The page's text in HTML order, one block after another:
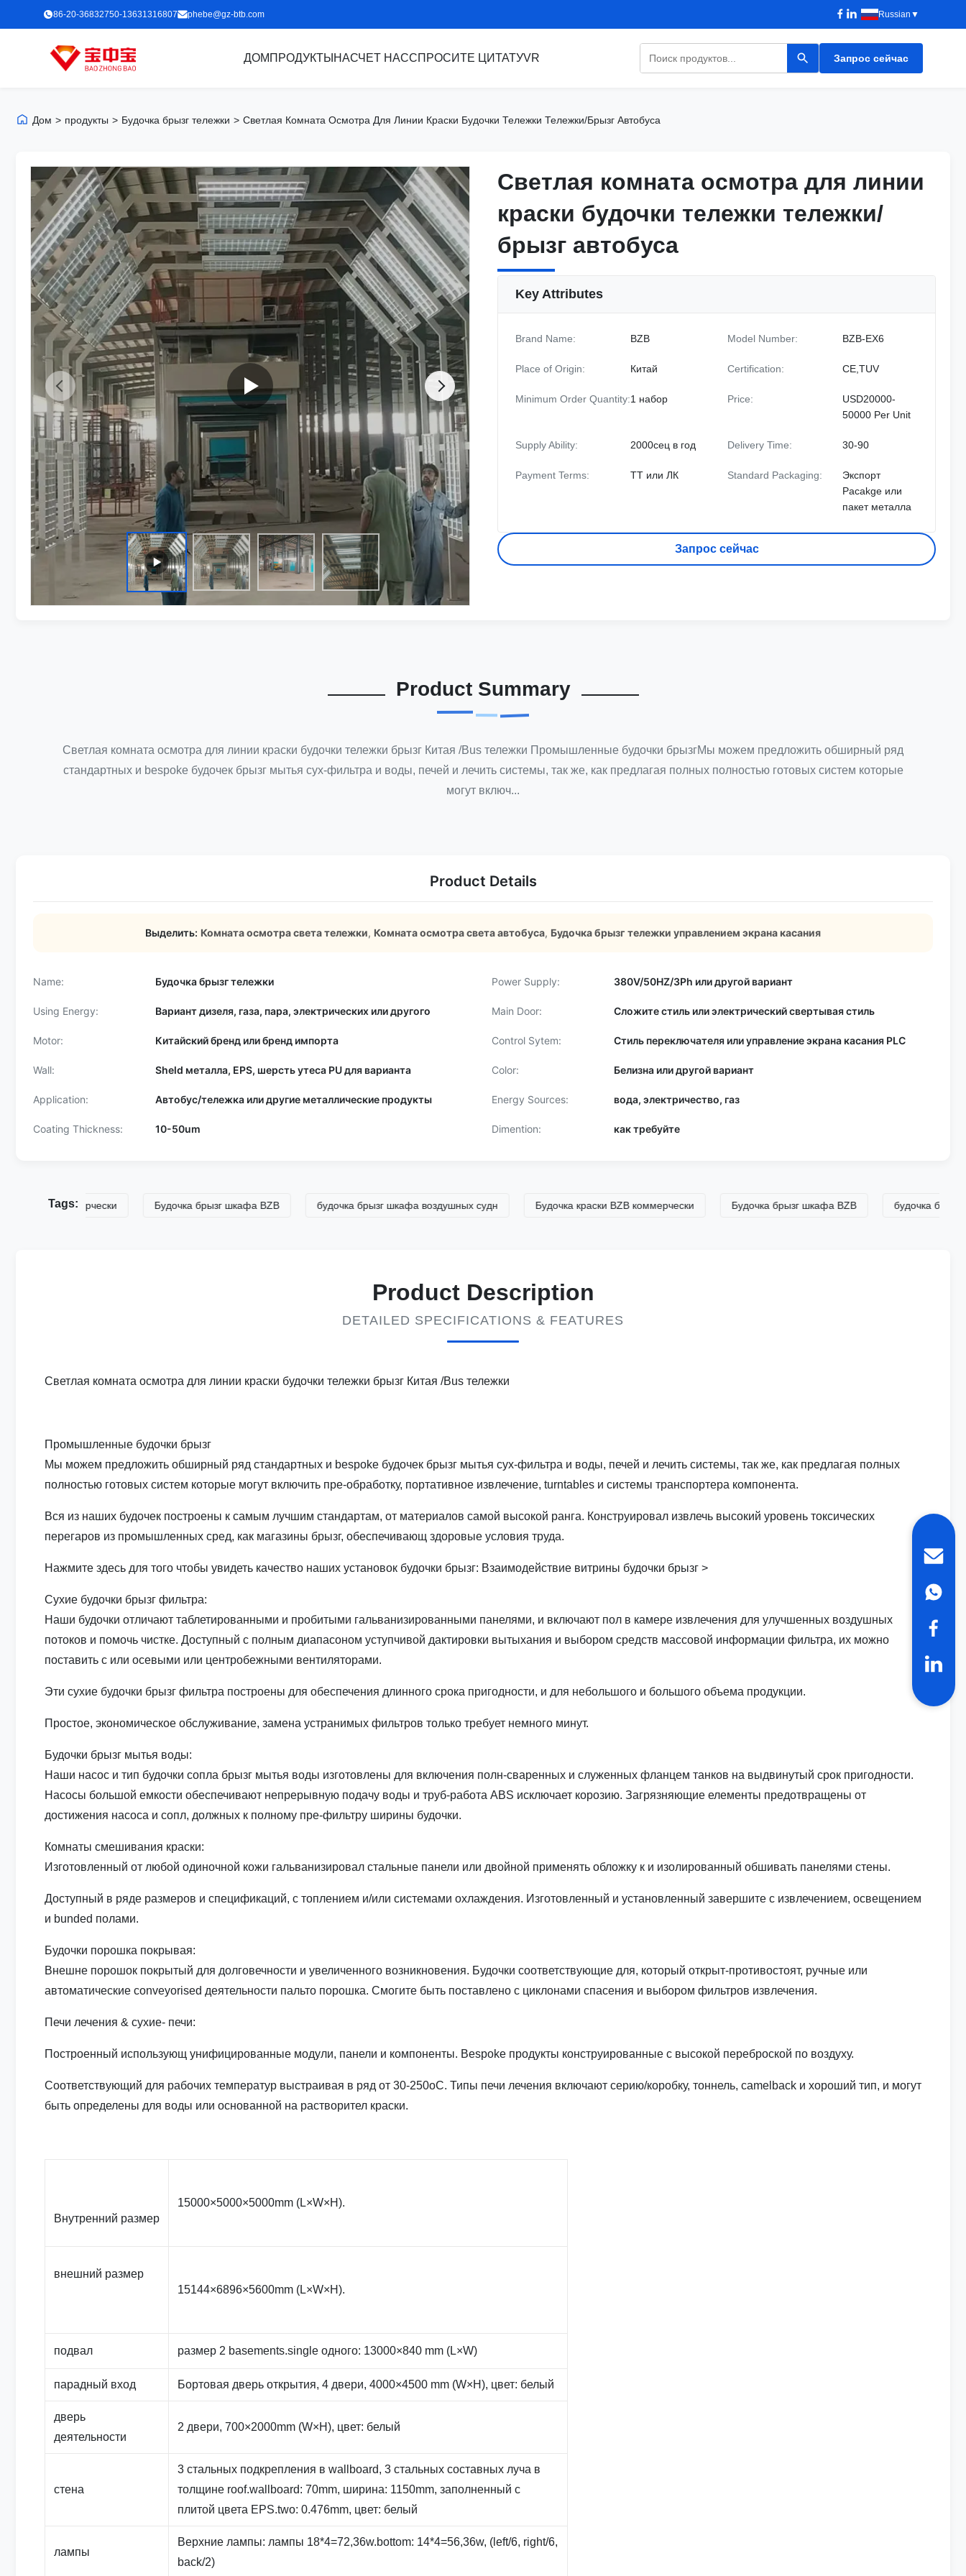
86-20-36832750-13631316807 phebe@gz-btb.com Russian ▼
ДОМ ПРОДУКТЫ НАСЧЕТ НАССПРОСИТЕ ЦИТАТУVR Запрос сейчас
Дом > продукты > Будочка брызг тележки > Светлая Комната Осмотра Для Линии Краски Будочки Тележки Тележки/брызг Автобуса
Светлая комната осмотра для линии
краски будочки тележки тележки/
брызг автобуса
Светлая комната осмотра для линии
краски будочки тележки тележки/
брызг автобуса
Key Attributes
Brand Name: BZB Model Number: BZB-EX6
Place of Origin: Китай Certification: CE,TUV
Minimum Order Quantity:1 набор Price:
USD20000-
50000 Per Unit
Supply Ability: 2000сец в год Delivery Time: 30-90
Payment Terms: ТТ или ЛК Standard Packaging:
Экспорт
Pacakge или
пакет металла
Запрос сейчас
Product Summary
Светлая комната осмотра для линии краски будочки тележки брызг Китая /Bus тележки Промышленные будочки брызгМы можем предложить обширный ряд
стандартных и bespoke будочек брызг мытья сух-фильтра и воды, печей и лечить системы, так же, как предлагая полных полностью готовых систем которые
могут включ...
Product Details
Выделить: Комната осмотра света тележки, Комната осмотра света автобуса, Будочка брызг тележки управлением экрана касания
Name: Будочка брызг тележки Power Supply: 380V/50HZ/3Ph или другой вариант
Using Energy: Вариант дизеля, газа, пара, электрических или другого Main Door: Сложите стиль или электрический свертывая стиль
Motor: Китайский бренд или бренд импорта Control Sytem: Стиль переключателя или управление экрана касания PLC
Wall: Sheld металла, EPS, шерсть утеса PU для варианта Color: Белизна или другой вариант
Application: Автобус/тележка или другие металлические продукты Energy Sources: вода, электричество, газ
Coating Thickness: 10-50um Dimention: как требуйте
Tags:
BZB коммерчески Будочка брызг шкафа BZB будочка брызг шкафа воздушных судн Будочка краски BZB коммерчески Будочка брызг шкафа BZB будочка брызг
Product Description
DETAILED SPECIFICATIONS & FEATURES
Светлая комната осмотра для линии краски будочки тележки брызг Китая /Bus тележки
Промышленные будочки брызг
Мы можем предложить обширный ряд стандартных и bespoke будочек брызг мытья сух-фильтра и воды, печей и лечить системы, так же, как предлагая полных
полностью готовых систем которые могут включить пре-обработку, портативное извлечение, turntables и системы транспортера компонента.
Вся из наших будочек построены к самым лучшим стандартам, от материалов самой высокой ранга. Конструировал извлечь высокий уровень токсических
перегаров из промышленных сред, как магазины брызг, обеспечивающ здоровые условия труда.
Нажмите здесь для того чтобы увидеть качество наших установок будочки брызг: Взаимодействие витрины будочки брызг >
Сухие будочки брызг фильтра:
Наши будочки отличают таблетированными и пробитыми гальванизированными панелями, и включают пол в камере извлечения для улучшенных воздушных
потоков и помочь чистке. Доступный с полным диапасоном уступчивой дактировки вытыхания и выбором средств массовой информации фильтра, их можно
поставить с или осевыми или центробежными вентиляторами.
Эти сухие будочки брызг фильтра построены для обеспечения длинного срока пригодности, и для небольшого и большого объема продукции.
Простое, экономическое обслуживание, замена устранимых фильтров только требует немного минут.
Будочки брызг мытья воды:
Наши насос и тип будочки сопла брызг мытья воды изготовлены для включения полн-сваренных и служенных фланцем танков на выдвинутый срок пригодности.
Насосы большой емкости обеспечивают непрерывную подачу воды и труб-работа ABS исключает корозию. Загрязняющие елементы предотвращены от
достижения насоса и сопл, должных к полному пре-фильтру ширины будочки.
Комнаты смешивания краски:
Изготовленный от любой одиночной кожи гальванизировал стальные панели или двойной применять обложку к и изолированный обшивать панелями стены.
Доступный в ряде размеров и спецификаций, с топлением и/или системами охлаждения. Изготовленный и установленный завершите с извлечением, освещением
и bunded полами.
Будочки порошка покрывая:
Внешне порошок покрытый для долговечности и увеличенного возникновения. Будочки соответствующие для, который открыт-противостоят, ручные или
автоматические conveyorised деятельности пальто порошка. Смогите быть поставлено с циклонами спасения и выбором фильтров извлечения.
Печи лечения & сухие- печи:
Построенный использующ унифицированные модули, панели и компоненты. Bespoke продукты конструированные с высокой переброской по воздуху.
Соответствующий для рабочих температур выстраивая в ряд от 30-250oC. Типы печи лечения включают серию/коробку, тоннель, camelback и хороший тип, и могут
быть определены для воды или основанной на растворител краски.
Внутренний размер
15000×5000×5000mm (L×W×H).
внешний размер
15144×6896×5600mm (L×W×H).
подвал размер 2 basements.single одного: 13000×840 mm (L×W)
парадный вход Бортовая дверь открытия, 4 двери, 4000×4500 mm (W×H), цвет: белый
дверь
деятельности
2 двери, 700×2000mm (W×H), цвет: белый
стена
3 стальных подкрепления в wallboard, 3 стальных составных луча в
толщине roof.wallboard: 70mm, ширина: 1150mm, заполненный с
плитой цвета EPS.two: 0.476mm, цвет: белый
лампы
Верхние лампы: лампы 18*4=72,36w.bottom: 14*4=56,36w, (left/6, right/6,
back/2)